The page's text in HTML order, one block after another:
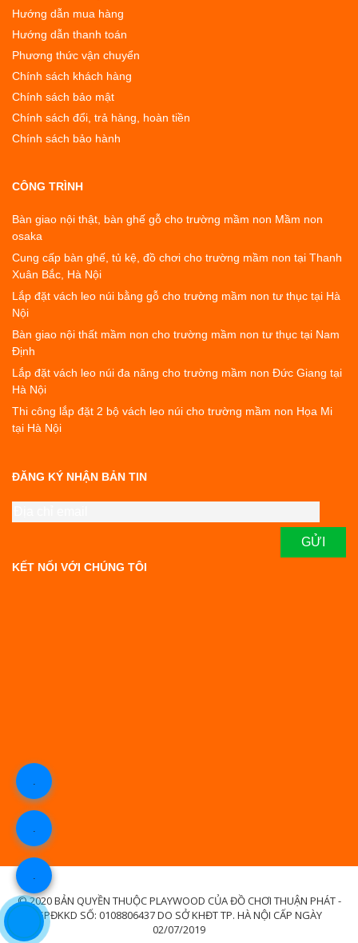
Hướng dẫn mua hàng
Hướng dẫn thanh toán
Phương thức vận chuyển
Chính sách khách hàng
Chính sách bảo mật
Chính sách đổi, trả hàng, hoàn tiền
Chính sách bảo hành
CÔNG TRÌNH
Bàn giao nội thật, bàn ghế gỗ cho trường mầm non Mầm non
osaka
Cung cấp bàn ghế, tủ kệ, đồ chơi cho trường mầm non tại Thanh
Xuân Bắc, Hà Nội
Lắp đặt vách leo núi bằng gỗ cho trường mầm non tư thục tại Hà
Nội
Bàn giao nội thất mầm non cho trường mầm non tư thục tại Nam
Định
Lắp đặt vách leo núi đa năng cho trường mầm non Đức Giang tại
Hà Nội
Thi công lắp đặt 2 bộ vách leo núi cho trường mầm non Họa Mi
tại Hà Nội
ĐĂNG KÝ NHẬN BẢN TIN
KẾT NỐI VỚI CHÚNG TÔI
© 2020 BẢN QUYỀN THUỘC PLAYWOOD CỦA ĐỒ CHƠI THUẬN PHÁT -
GPĐKKD SỐ: 0108806437 DO SỞ KHĐT TP. HÀ NỘI CẤP NGÀY
02/07/2019
.
.
.